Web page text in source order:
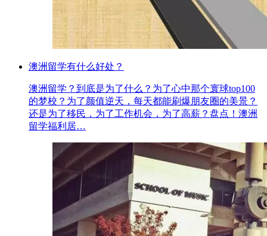
澳洲留学有什么好处？
澳洲留学？到底是为了什么？为了心中那个寰球top100
的梦校？为了颜值逆天，每天都能刷爆朋友圈的美景？
还是为了移民，为了工作机会，为了高薪？盘点！澳洲
留学福利居…